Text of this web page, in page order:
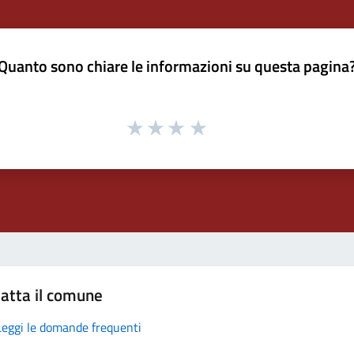
sono chiare le informazioni su questa
il comune
le domande frequenti